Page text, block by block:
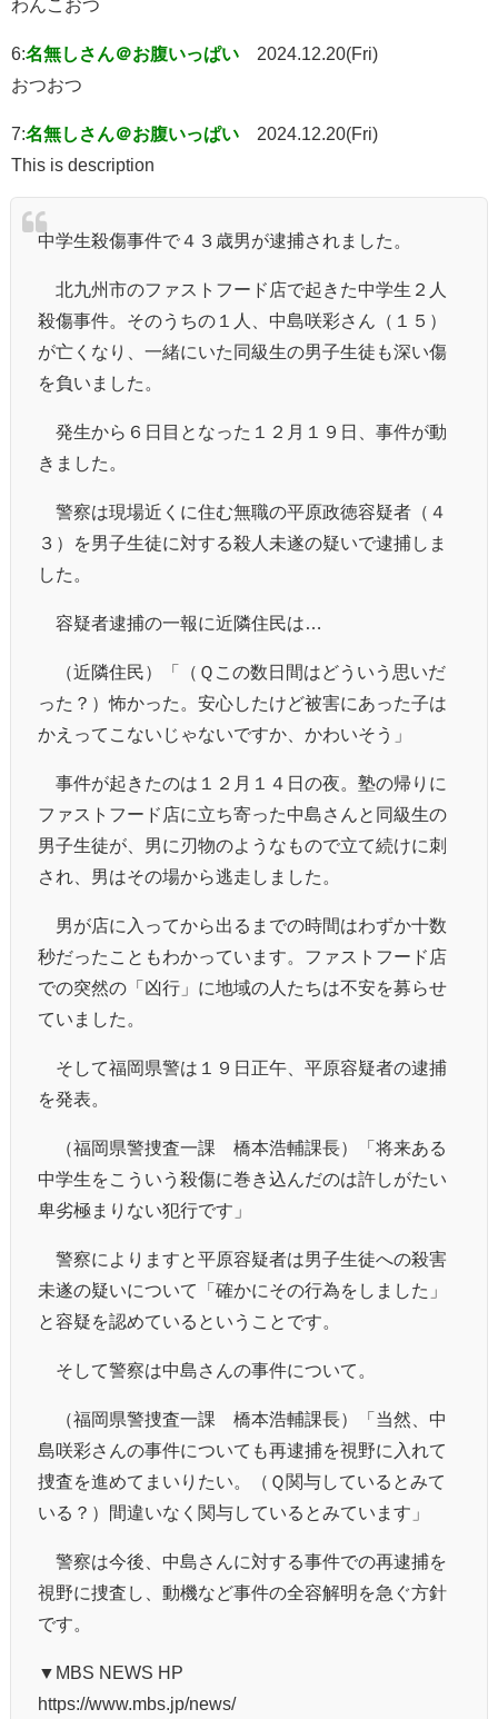
わんこおつ
6:名無しさん＠お腹いっぱい
2024.12.20(Fri)
おつおつ
7:名無しさん＠お腹いっぱい
2024.12.20(Fri)
This is description
中学生殺傷事件で４３歳男が逮捕されました。
北九州市のファストフード店で起きた中学生２人
殺傷事件。そのうちの１人、中島咲彩さん（１５）
が亡くなり、一緒にいた同級生の男子生徒も深い傷
を負いました。
発生から６日目となった１２月１９日、事件が動
きました。
警察は現場近くに住む無職の平原政徳容疑者（４
３）を男子生徒に対する殺人未遂の疑いで逮捕しま
した。
容疑者逮捕の一報に近隣住民は…
（近隣住民）「（Ｑこの数日間はどういう思いだ
った？）怖かった。安心したけど被害にあった子は
かえってこないじゃないですか、かわいそう」
事件が起きたのは１２月１４日の夜。塾の帰りに
ファストフード店に立ち寄った中島さんと同級生の
男子生徒が、男に刃物のようなもので立て続けに刺
され、男はその場から逃走しました。
男が店に入ってから出るまでの時間はわずか十数
秒だったこともわかっています。ファストフード店
での突然の「凶行」に地域の人たちは不安を募らせ
ていました。
そして福岡県警は１９日正午、平原容疑者の逮捕
を発表。
（福岡県警捜査一課 橋本浩輔課長）「将来ある
中学生をこういう殺傷に巻き込んだのは許しがたい
卑劣極まりない犯行です」
警察によりますと平原容疑者は男子生徒への殺害
未遂の疑いについて「確かにその行為をしました」
と容疑を認めているということです。
そして警察は中島さんの事件について。
（福岡県警捜査一課 橋本浩輔課長）「当然、中
島咲彩さんの事件についても再逮捕を視野に入れて
捜査を進めてまいりたい。（Ｑ関与しているとみて
いる？）間違いなく関与しているとみています」
警察は今後、中島さんに対する事件での再逮捕を
視野に捜査し、動機など事件の全容解明を急ぐ方針
です。
▼MBS NEWS HP
https://www.mbs.jp/news/